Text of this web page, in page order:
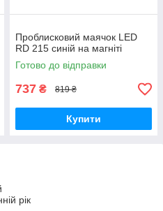
Проблисковий маячок LED
RD 215 синій на магніті
Готово до відправки
737 ₴ 819 ₴
Купити
рік